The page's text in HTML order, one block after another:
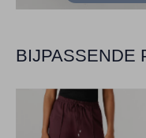
BIJPASSENDE